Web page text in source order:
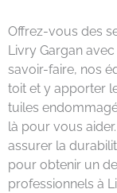
Offrez-vous des
Livry Gargan
savoir-faire, nos
toit et y apporter
tuiles
là pour vous
assurer la
pour obtenir un
professionnels à